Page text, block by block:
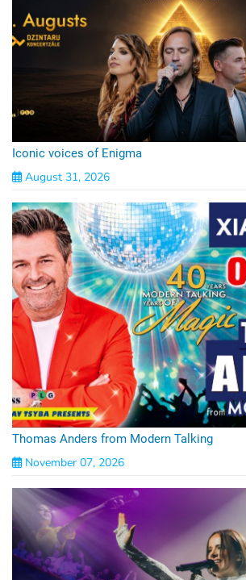
Iconic voices of Enigma
August 31, 2026
Thomas Anders from Modern Talking
November 07, 2026